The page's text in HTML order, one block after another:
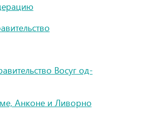
Восуг од-
Анконе и Ливорно